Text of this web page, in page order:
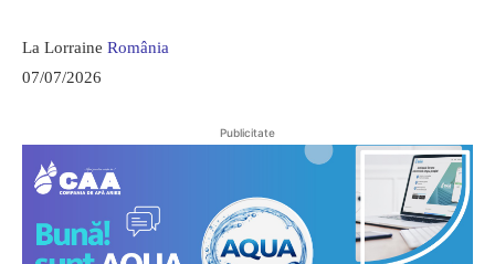
La Lorraine România
07/07/2026
Publicitate